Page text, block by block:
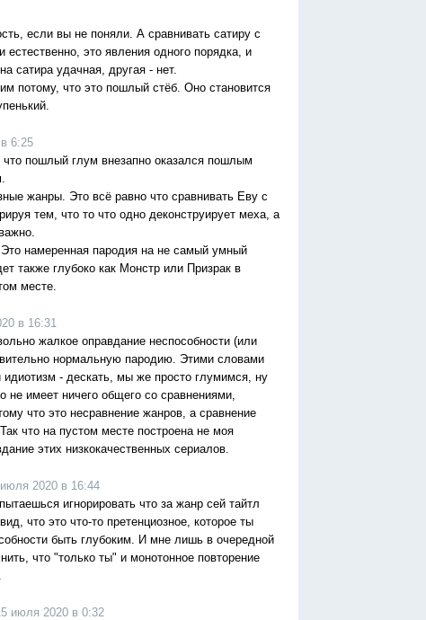
если вы не поняли. А сравнивать сатиру с
это явления одного порядка, и
сатира удачная, другая - нет.
потому, что это пошлый стёб. Оно становится
6:25
пошлый глум внезапно оказался пошлым
жанры. Это всё равно что сравнивать Еву с
тем, что то что одно деконструирует меха, а
намеренная пародия на не самый умный
также глубоко как Монстр или Призрак в
месте.
в 16:31
жалкое оправдание неспособности (или
нормальную пародию. Этими словами
- дескать, мы же просто глумимся, ну
не имеет ничего общего со сравнениями,
что это несравнение жанров, а сравнение
что на пустом месте построена не моя
этих низкокачественных сериалов.
2020 в 16:44
игнорировать что за жанр сей тайтл
что это что-то претенциозное, которое ты
быть глубоким. И мне лишь в очередной
что "только ты" и монотонное повторение
июля 2020 в 0:32